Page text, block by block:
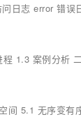
日志 error 错误
1.3 案例分析
间 5.1 无序变有